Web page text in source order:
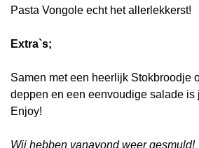
Pasta Vongole echt het allerlekkerst!
Extra`s;
Samen met een heerlijk Stokbroodje
deppen en een eenvoudige salade is
Enjoy!
Wij hebben vanavond weer gesmuld!